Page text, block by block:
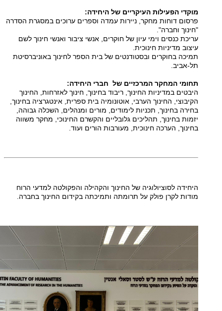
מוקדי הפעילות העיקריים של היחידה:
פרסום דוחות מחקר, ניירות עמדה וספרים ערוכים במסגרת הסדרה
"חינוך וחברה".
עריכת כנסים וימי עיון של חוקרים, אנשי ציבור ואנשי חינוך לשם
עיצוב מדיניות חינוכית.
תמיכה בחוקרים ובסטודנטים של בית הספר לחינוך באוניברסיטת
תל-אביב.
תחומי המחקר המרכזיים של חברי היחידה:
היבטים במדיניות החינוך, ריבוד בחינוך, חינוך לאזרחות, החינוך
הקיבוצי, החינוך הערבי, אוטונומיה בית ספרית, אינטגרציה בחינוך,
בחירה בחינוך, תכניות לימודים, מורים ומנהלים, השכלה גבוהה,
יזמות בחינוך, תהליכים גלובליים והקשרם החינוכי, מחקר משווה
בחינוך, הערכה חינוכית, מעורבות הורים ועוד.
היחידה לסוציולוגיה של החינוך והקהילה והפקולטה למדעי הרוח
מודות לקרן פולק על תרומתה ותמיכתה בקידום החינוך בחברה.